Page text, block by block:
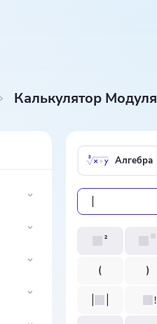
Калькулятор Модуля
Алгебра